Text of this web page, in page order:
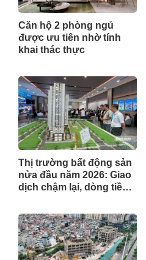
Căn hộ 2 phòng ngủ
được ưu tiên nhờ tính
khai thác thực
Thị trường bất động sản
nửa đầu năm 2026: Giao
dịch chậm lại, dòng tiền
trị thực